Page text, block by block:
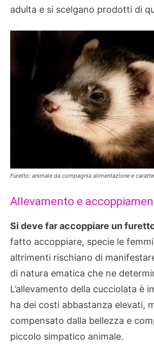
adulta e si scelgano prodotti di
Furetto: animale da compagnia alimentazione e
Allevamento e
Si deve far accoppiare un
fatto accoppiare, specie le
altrimenti rischiano di
di natura ematica che ne
L’allevamento della cucciolata è
ha dei costi abbastanza elevati,
compensato dalla bellezza e
piccolo simpatico animale.